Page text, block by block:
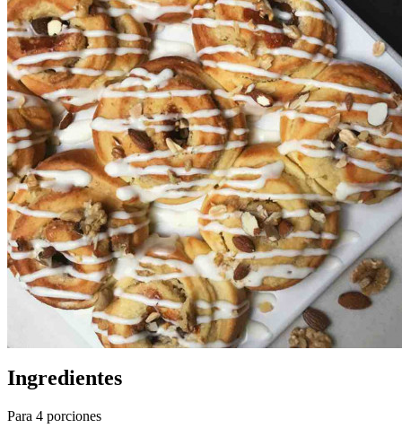
Ingredientes
Para 4 porciones